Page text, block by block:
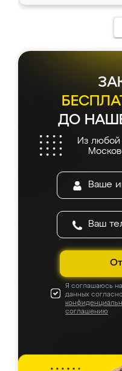
ДО
Из любой
Я соглашаюсь
данных
соглашению